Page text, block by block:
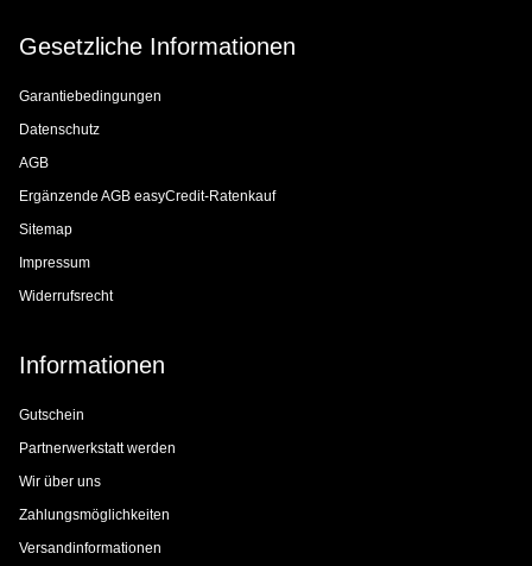
Gesetzliche Informationen
Garantiebedingungen
Datenschutz
AGB
Ergänzende AGB easyCredit-Ratenkauf
Sitemap
Impressum
Widerrufsrecht
Informationen
Gutschein
Partnerwerkstatt werden
Wir über uns
Zahlungsmöglichkeiten
Versandinformationen